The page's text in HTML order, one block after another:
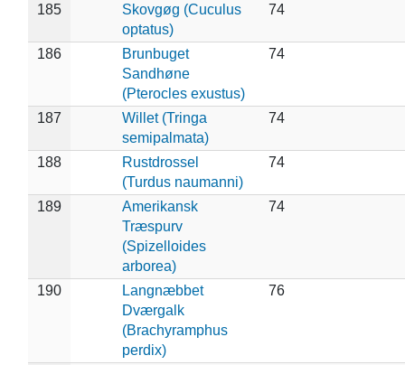
185
Skovgøg (Cuculus
optatus)
74
186
Brunbuget
Sandhøne
(Pterocles exustus)
74
187
Willet (Tringa
semipalmata)
74
188
Rustdrossel
(Turdus naumanni)
74
189
Amerikansk
Træspurv
(Spizelloides
arborea)
74
190
Langnæbbet
Dværgalk
(Brachyramphus
perdix)
76